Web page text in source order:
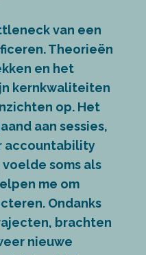
van een
Theorieën
en het
kernkwaliteiten
op. Het
aan sessies,
accountability
soms als
me om
Ondanks
brachten
nieuwe